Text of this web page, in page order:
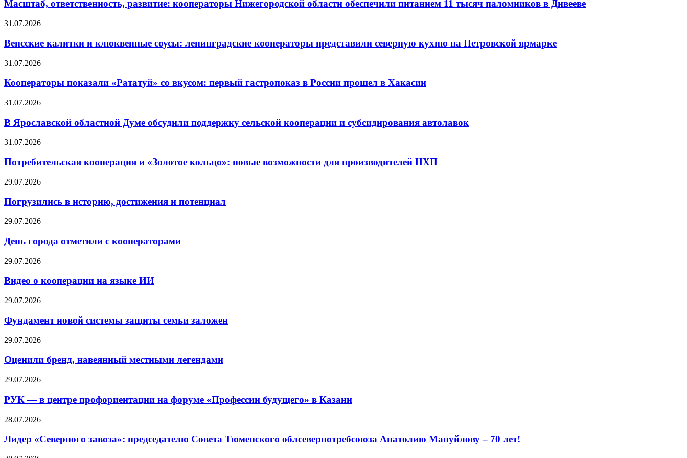
Масштаб, ответственность, развитие: кооператоры Нижегородской области обеспечили питанием 11 тысяч паломников в Дивееве
31.07.2026
Вепсские калитки и клюквенные соусы: ленинградские кооператоры представили северную кухню на Петровской ярмарке
31.07.2026
Кооператоры показали «Рататуй» со вкусом: первый гастропоказ в России прошел в Хакасии
31.07.2026
В Ярославской областной Думе обсудили поддержку сельской кооперации и субсидирования автолавок
31.07.2026
Потребительская кооперация и «Золотое кольцо»: новые возможности для производителей НХП
29.07.2026
Погрузились в историю, достижения и потенциал
29.07.2026
День города отметили с кооператорами
29.07.2026
Видео о кооперации на языке ИИ
29.07.2026
Фундамент новой системы защиты семьи заложен
29.07.2026
Оценили бренд, навеянный местными легендами
29.07.2026
РУК — в центре профориентации на форуме «Профессии будущего» в Казани
28.07.2026
Лидер «Северного завоза»: председателю Совета Тюменского облсеверпотребсоюза Анатолию Мануйлову – 70 лет!